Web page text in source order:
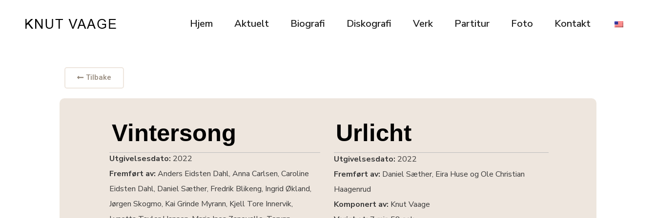
Hjem Aktuelt Biografi Diskografi Verk Partitur Foto Kontakt
Tilbake
Vintersong
Utgivelsesdato: 2022
Fremført av: Anders Eidsten Dahl, Anna Carlsen, Caroline
Eidsten Dahl, Daniel Sæther, Fredrik Blikeng, Ingrid Økland,
Jørgen Skogmo, Kai Grinde Myrann, Kjell Tore Innervik,
Urlicht
Utgivelsesdato: 2022
Fremført av: Daniel Sæther, Eira Huse og Ole Christian
Haagenrud
Komponert av: Knut Vaage